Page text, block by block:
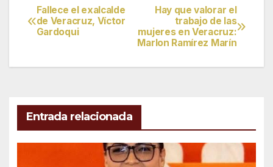
Navegación
de
entradas
Hay que valorar el
trabajo de las
mujeres en Veracruz:
Marlon Ramírez Marín
Fallece el exalcalde
de Veracruz, Víctor
Gardoqui
Entrada relacionada